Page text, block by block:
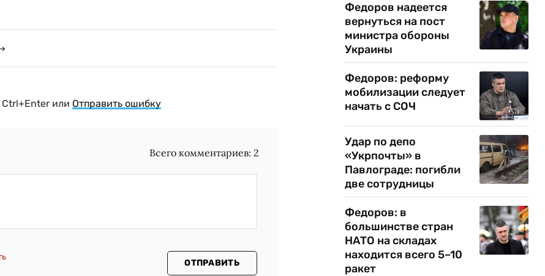
или Отправить ошибку
Всего комментариев: 2
ОТПРАВИТЬ
Федоров надеется
вернуться на пост
министра обороны
Украины
Федоров: реформу
мобилизации следует
начать с СОЧ
Удар по депо
«Укрпочты» в
Павлограде: погибли
две сотрудницы
Федоров: в
большинстве стран
НАТО на складах
находится всего 5–10
ракет